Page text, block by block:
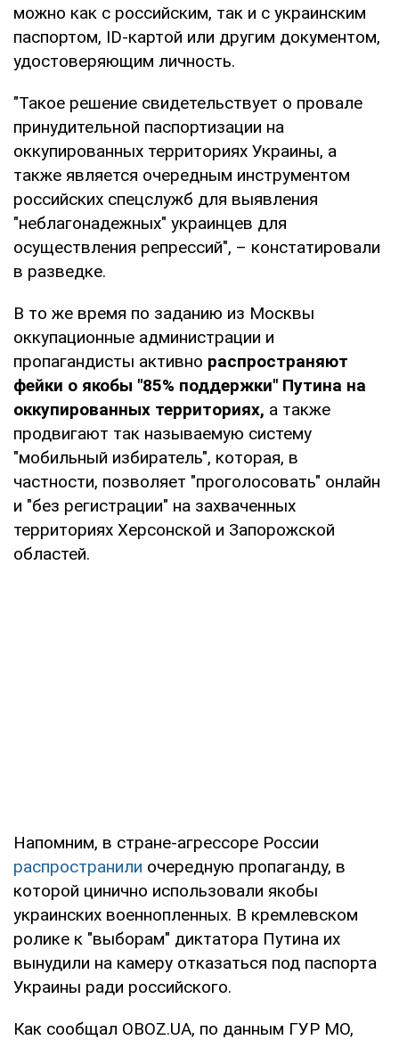
можно как с российским, так и с украинским
паспортом, ID-картой или другим документом,
удостоверяющим личность.
"Такое решение свидетельствует о провале
принудительной паспортизации на
оккупированных территориях Украины, а
также является очередным инструментом
российских спецслужб для выявления
"неблагонадежных" украинцев для
осуществления репрессий", – констатировали
в разведке.
В то же время по заданию из Москвы
оккупационные администрации и
пропагандисты активно распространяют
фейки о якобы "85% поддержки" Путина на
оккупированных территориях, а также
продвигают так называемую систему
"мобильный избиратель", которая, в
частности, позволяет "проголосовать" онлайн
и "без регистрации" на захваченных
территориях Херсонской и Запорожской
областей.
Напомним, в стране-агрессоре России
распространили очередную пропаганду, в
которой цинично использовали якобы
украинских военнопленных. В кремлевском
ролике к "выборам" диктатора Путина их
вынудили на камеру отказаться под паспорта
Украины ради российского.
Как сообщал OBOZ.UA, по данным ГУР МО,